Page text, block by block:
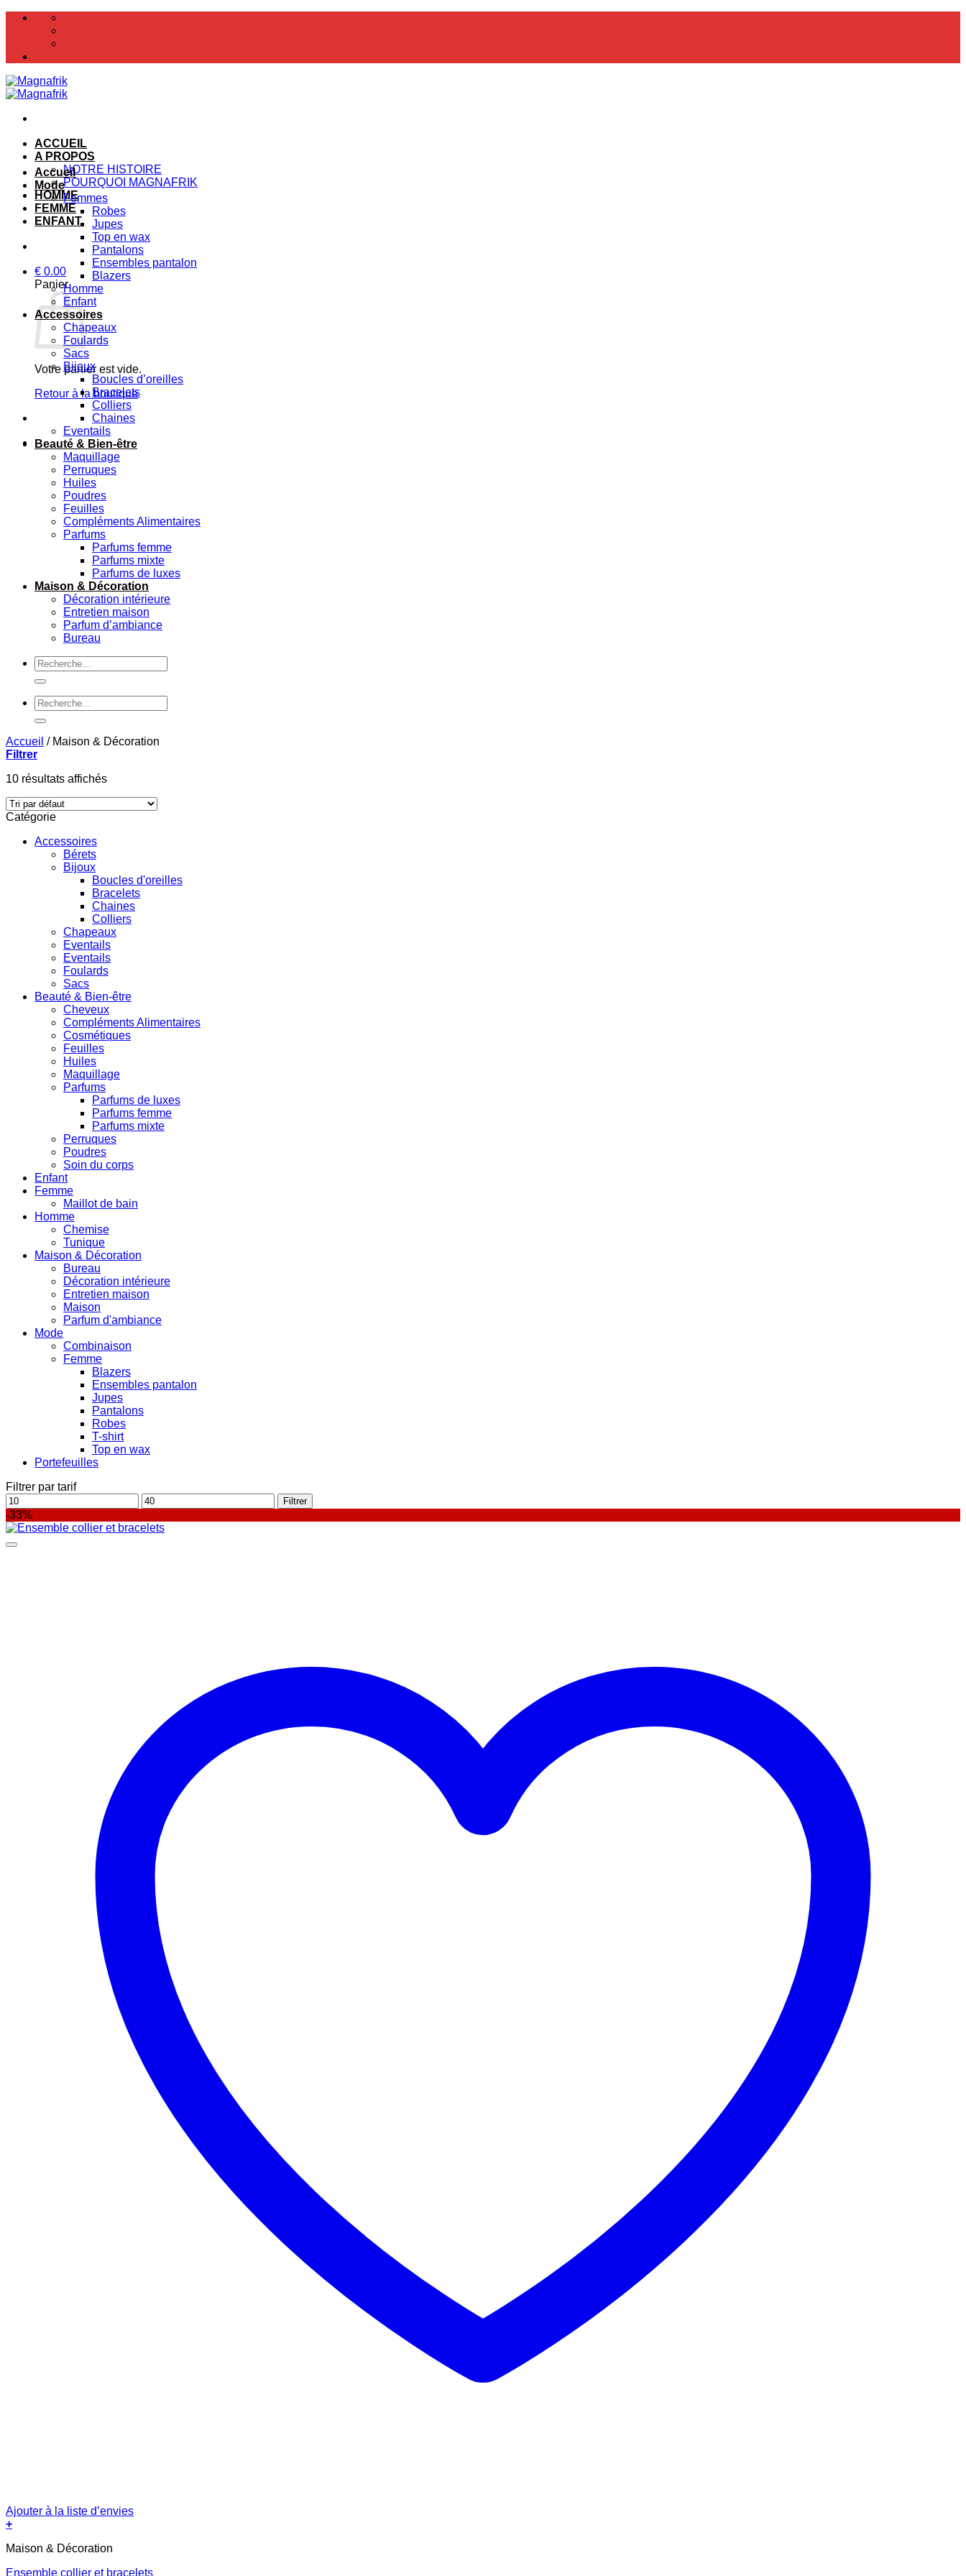
Passer
ACCUEIL
A PROPOS
NOTRE HISTOIRE
POURQUOI MAGNAFRIK
HOMME
FEMME
ENFANT
€ 0.00
Panier
Votre panier est vide.
Retour à la boutique
Accueil
Mode
Femmes
Robes
Jupes
Top en wax
Pantalons
Ensembles pantalon
Blazers
Homme
Enfant
Accessoires
Chapeaux
Foulards
Sacs
Bijoux
Boucles d’oreilles
Bracelets
Colliers
Chaines
Eventails
Beauté & Bien-être
Maquillage
Perruques
Huiles
Poudres
Feuilles
Compléments Alimentaires
Parfums
Parfums femme
Parfums mixte
Parfums de luxes
Maison & Décoration
Décoration intérieure
Entretien maison
Parfum d’ambiance
Bureau
Recherche
pour :
Recherche
pour :
Accueil /Maison & Décoration
Filtrer
10 résultats affichés
Catégorie
Accessoires
Bérets
Bijoux
Boucles d'oreilles
Bracelets
Chaines
Colliers
Chapeaux
Eventails
Eventails
Foulards
Sacs
Beauté & Bien-être
Cheveux
Compléments Alimentaires
Cosmétiques
Feuilles
Huiles
Maquillage
Parfums
Parfums de luxes
Parfums femme
Parfums mixte
Perruques
Poudres
Soin du corps
Enfant
Femme
Maillot de bain
Homme
Chemise
Tunique
Maison & Décoration
Bureau
Décoration intérieure
Entretien maison
Maison
Parfum d'ambiance
Mode
Combinaison
Femme
Blazers
Ensembles pantalon
Jupes
Pantalons
Robes
T-shirt
Top en wax
Portefeuilles
Filtrer par tarif
Prix
min
Prix
max
Filtrer
-33%
Ajouter à la liste d’envies
+
Maison & Décoration
Ensemble collier et bracelets